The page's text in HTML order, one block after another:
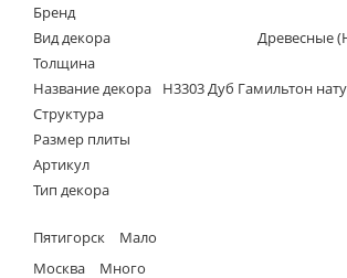
Бренд
Вид декора
Древесные
Толщина
Название декора
H3303 Дуб Гамильтон
Структура
Размер плиты
Артикул
Тип декора
Пятигорск
Мало
Москва
Много